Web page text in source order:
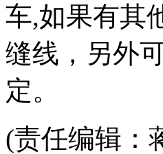
车,如果有其
缝线，另外
定。
(责任编辑：